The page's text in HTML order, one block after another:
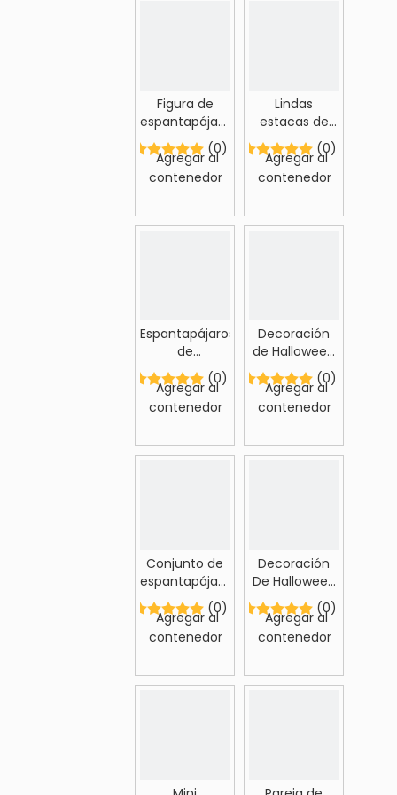
Figura de
espantapájaros
hecha a
mano (0)
Agregar al
contenedor
Lindas
estacas de
espantapájaros
de Halloween
(0)
Agregar al
contenedor
Espantapájaros
de
temporada
con cesta(0)
Agregar al
contenedor
Decoración
de Halloween
de
espantapájaros
iluminados
(0)
Agregar al
contenedor
Conjunto de
espantapájaros
de cosecha
de otoño(0)
Agregar al
contenedor
Decoración
De Halloween
De
Espantapájaros
(0)
Agregar al
contenedor